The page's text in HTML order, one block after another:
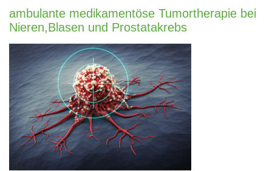
ambulante medikamentöse Tumortherapie bei
Nieren,Blasen und Prostatakrebs